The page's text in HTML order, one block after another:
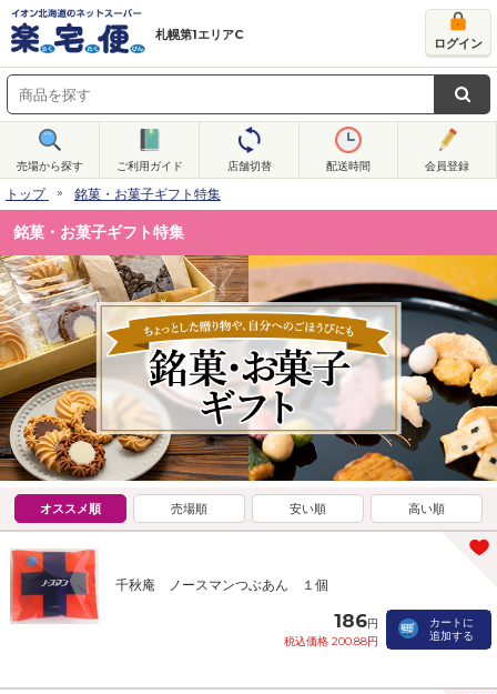
札幌第1エリアC
ログイン
売場から探す ご利用ガイド 店舗切替 配送時間 会員登録
トップ 銘菓・お菓子ギフト特集
銘菓・お菓子ギフト特集
オススメ順 売場順 安い順 高い順
千秋庵 ノースマンつぶあん １個
186円
税込価格 200.88円
カートに
追加する